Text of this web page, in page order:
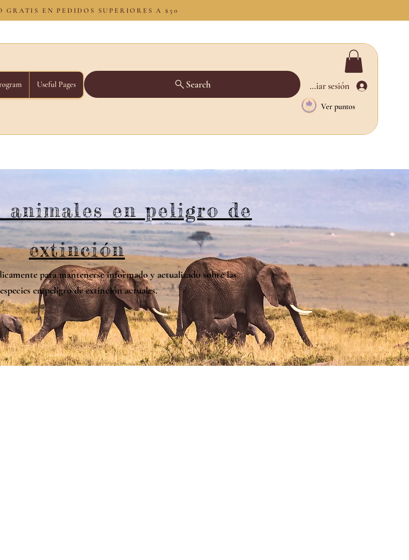
GRATIS EN PEDIDOS SUPERIORES A $50
Useful Pages Search Iniciar sesión
Ver puntos
en peligro de
extinción
para mantenerse informado y actualizado sobre las
especies en peligro de extinción actuales.